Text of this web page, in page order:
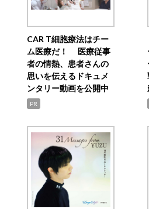
CAR T細胞療法はチー
ム医療だ！ 医療従事
者の情熱、患者さんの
思いを伝えるドキュメ
ンタリー動画を公開中
PR